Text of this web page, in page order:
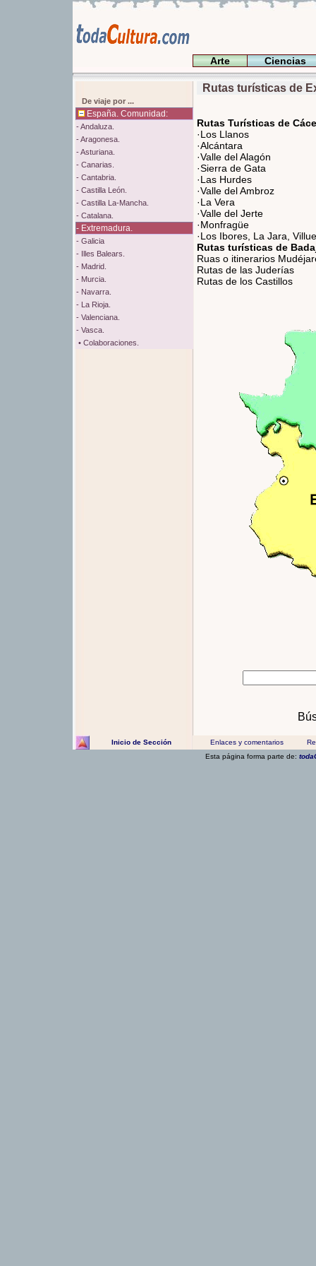
Arte Ciencias
Rutas turísticas de
De viaje por ...
España. Comunidad:
- Andaluza.
- Aragonesa.
- Asturiana.
- Canarias.
- Cantabria.
- Castilla León.
- Castilla La-Mancha.
- Catalana.
- Extremadura.
- Galicia
- Illes Balears.
- Madrid.
- Murcia.
- Navarra.
- La Rioja.
- Valenciana.
- Vasca.
• Colaboraciones.
Rutas Turísticas de
·Los Llanos
·Alcántara
·Valle del Alagón
·Sierra de Gata
·Las Hurdes
·Valle del Ambroz
·La Vera
·Valle del Jerte
·Monfragüe
·Los Ibores, La Jara,
Rutas turísticas de
Ruas o itinerarios
Rutas de las Juderías
Rutas de los Castillos
Inicio de Sección Enlaces y comentarios
Esta página forma parte de: